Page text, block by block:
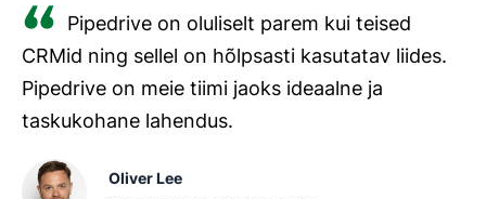
Pipedrive on oluliselt parem kui teised
CRMid ning sellel on hõlpsasti kasutatav liides.
Pipedrive on meie tiimi jaoks ideaalne ja
taskukohane lahendus.
Oliver Lee